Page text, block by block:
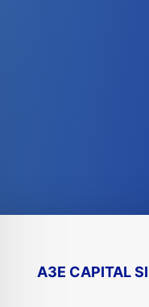
A3E CAPITAL